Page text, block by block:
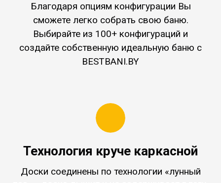
Благодаря опциям конфигурации Вы
сможете легко собрать свою баню.
Выбирайте из 100+ конфигураций и
создайте собственную идеальную баню с
BESTBANI.BY
Технология круче каркасной
Доски соединены по технологии «лунный